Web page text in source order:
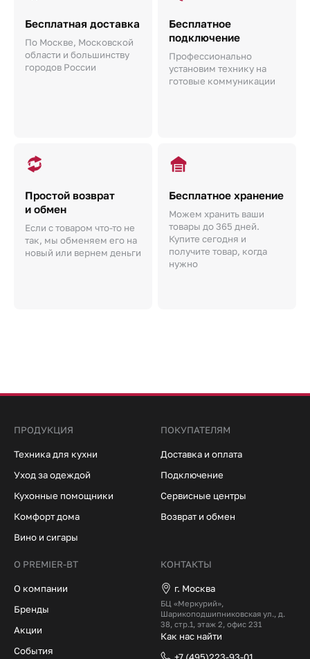
Бесплатная доставка
По Москве, Московской
области и большинству
городов России
Бесплатное
подключение
Профессионально
установим технику на
готовые коммуникации
Простой возврат
и обмен
Если с товаром что-то не
так, мы обменяем его на
новый или вернем деньги
Бесплатное хранение
Можем хранить ваши
товары до 365 дней.
Купите сегодня и
получите товар, когда
нужно
ПРОДУКЦИЯ
Техника для кухни
Уход за одеждой
Кухонные помощники
Комфорт дома
Вино и сигары
ПОКУПАТЕЛЯМ
Доставка и оплата
Подключение
Сервисные центры
Возврат и обмен
О PREMIER-BT
О компании
Бренды
Акции
События
КОНТАКТЫ
г. Москва
БЦ «Меркурий»,
Шарикоподшипниковская ул., д.
38, стр.1, этаж 2, офис 231
Как нас найти
+7 (495)223-93-01